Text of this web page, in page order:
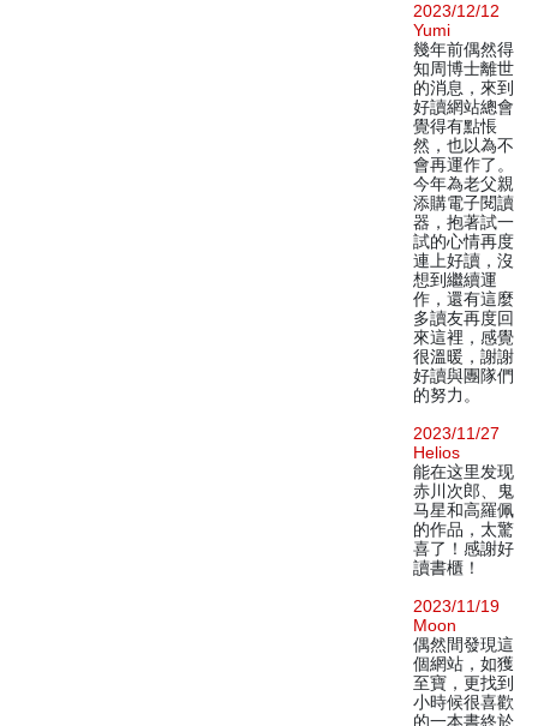
2023/12/12
Yumi
幾年前偶然得
知周博士離世
的消息，來到
好讀網站總會
覺得有點悵
然，也以為不
會再運作了。
今年為老父親
添購電子閱讀
器，抱著試一
試的心情再度
連上好讀，沒
想到繼續運
作，還有這麼
多讀友再度回
來這裡，感覺
很溫暖，謝謝
好讀與團隊們
的努力。
2023/11/27
Helios
能在这里发现
赤川次郎、鬼
马星和高羅佩
的作品，太驚
喜了！感謝好
讀書櫃！
2023/11/19
Moon
偶然間發現這
個網站，如獲
至寶，更找到
小時候很喜歡
的一本書終於